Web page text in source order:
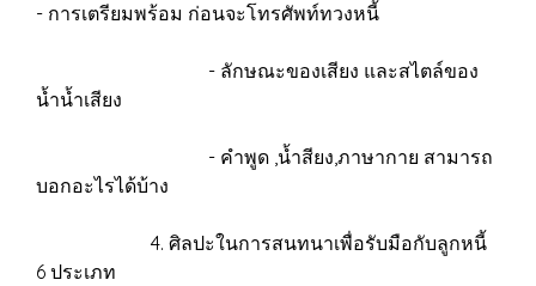
- การเตรียมพร้อม ก่อนจะโทรศัพท์ทวงหนี้
- ลักษณะของเสียง และสไตล์ของ
น้ำน้ำเสียง
- คำพูด ,น้ำสียง,ภาษากาย สามารถ
บอกอะไรได้บ้าง
4. ศิลปะในการสนทนาเพื่อรับมือกับลูกหนี้
6 ประเภท